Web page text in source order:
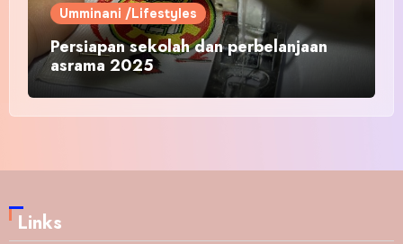
Umminani /Lifestyles
Persiapan sekolah dan perbelanjaan
asrama 2025
Links